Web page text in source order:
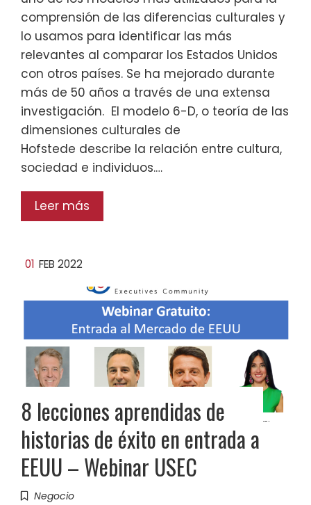
comprensión de las diferencias culturales y
lo usamos para identificar las más
relevantes al comparar los Estados Unidos
con otros países. Se ha mejorado durante
más de 50 años a través de una extensa
investigación. El modelo 6-D, o teoría de las
dimensiones culturales de
Hofstede describe la relación entre cultura,
sociedad e individuos.…
Leer más
01 FEB 2022
8 lecciones aprendidas de
historias de éxito en entrada a
EEUU – Webinar USEC
Negocio